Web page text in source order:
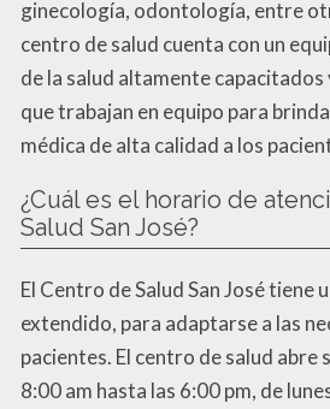
ginecología, odontología, entre
centro de salud cuenta con un
de la salud altamente
que trabajan en equipo para
médica de alta calidad a los
¿Cuál es el horario de
Salud San José?
El Centro de Salud San José tiene
extendido, para adaptarse a las
pacientes. El centro de salud abre
8:00 am hasta las 6:00 pm, de